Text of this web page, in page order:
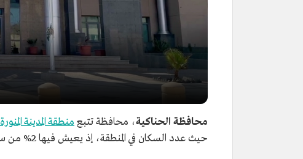
محافظة الحناكية، محافظة تتبع منطقة المدينة المنورة
حيث عدد السكان في المنطقة، إذ يعيش فيها 2% من سكان المنطقة وفق تعداد السعودية 2022.